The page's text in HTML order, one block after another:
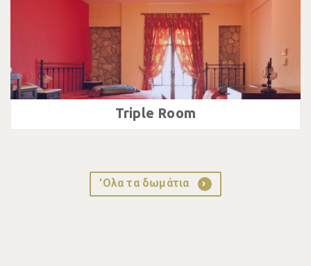
Triple Room
'Ολα τα δωμάτια